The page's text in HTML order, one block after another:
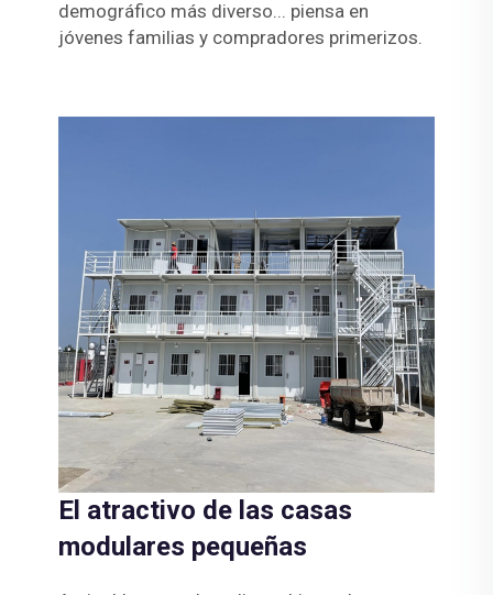
demográfico más diverso... piensa en
jóvenes familias y compradores primerizos.
El atractivo de las casas
modulares pequeñas